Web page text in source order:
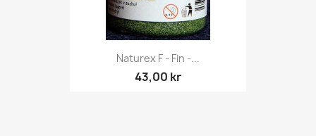
Naturex F - Fin -...
43,00 kr